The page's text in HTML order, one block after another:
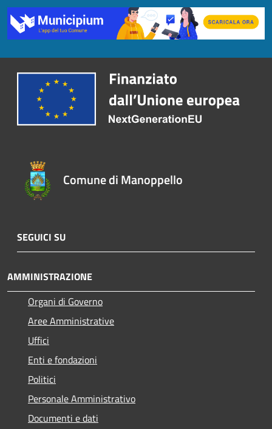
Comune di Manoppello
SEGUICI SU
AMMINISTRAZIONE
Organi di Governo
Aree Amministrative
Uffici
Enti e fondazioni
Politici
Personale Amministrativo
Documenti e dati